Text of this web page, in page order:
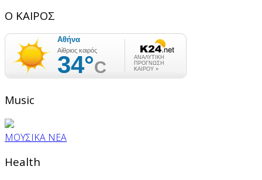
Ο ΚΑΙΡΟΣ
Music
ΜΟΥΣΙΚΑ ΝΕΑ
Health